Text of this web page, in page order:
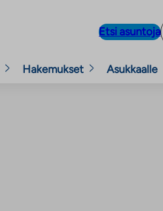
Etsi asuntoja
Hakemukset Asukkaalle